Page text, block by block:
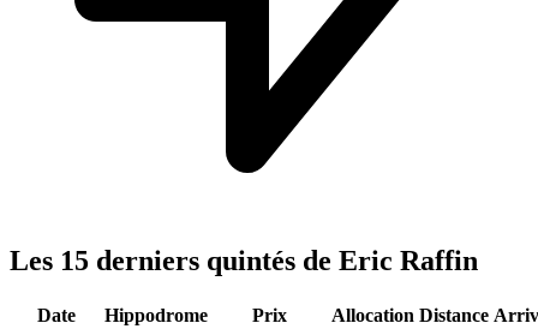
Les 15 derniers quintés de Eric Raffin
Date Hippodrome Prix Allocation Distance